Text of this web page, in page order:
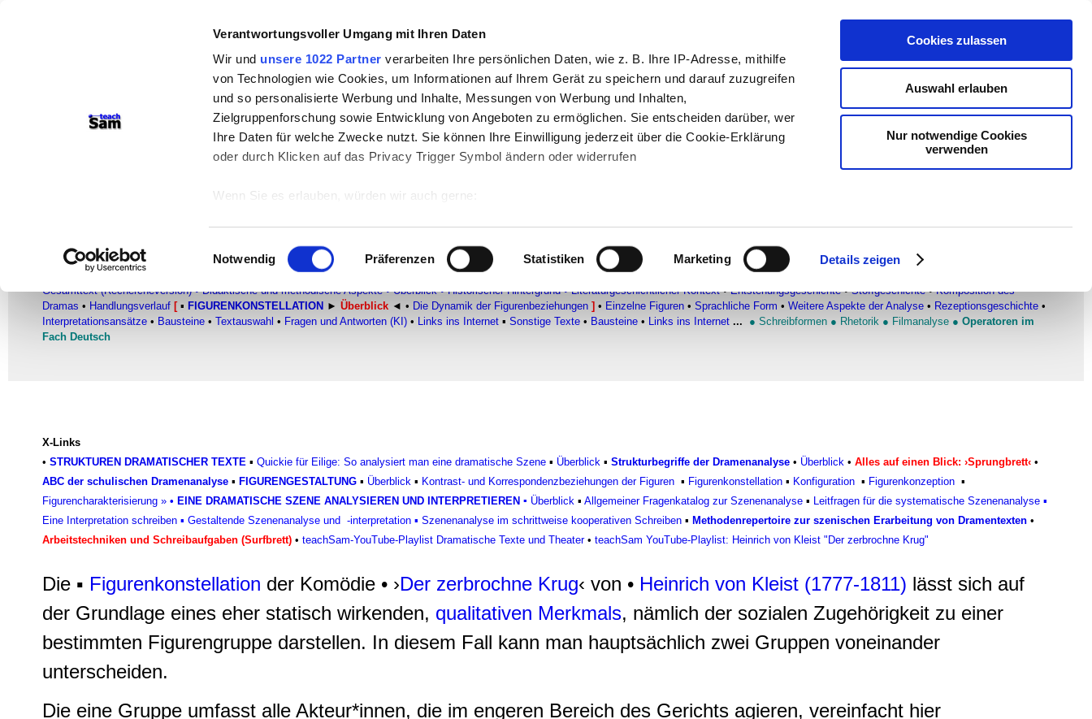
Verantwortungsvoller Umgang mit Ihren Daten
Wir und unsere 1022 Partner verarbeiten Ihre persönlichen Daten, wie z. B. Ihre IP-Adresse, mithilfe
von Technologien wie Cookies, um Informationen auf Ihrem Gerät zu speichern und darauf zuzugreifen
und so personalisierte Werbung und Inhalte, Messungen von Werbung und Inhalten,
Zielgruppenforschung sowie Entwicklung von Angeboten zu ermöglichen. Sie entscheiden darüber, wer
Ihre Daten für welche Zwecke nutzt. Sie können Ihre Einwilligung jederzeit über die Cookie-Erklärung
oder durch Klicken auf das Privacy Trigger Symbol ändern oder widerrufen
Wenn Sie es erlauben, würden wir auch gerne:
Ihr Gerät durch aktives Scannen nach bestimmten Merkmalen (Fingerprinting) identifizieren
Erfahren Sie mehr darüber, wie Ihre persönlichen Daten verarbeitet werden, und legen Sie Ihre
Präferenzen imAbschnitt Einzelheitenfest.
Einwilligungsauswahl
Notwendig Präferenzen Statistiken Marketing Details zeigen
Cookies zulassen
Auswahl erlauben
Nur notwendige Cookies
verwenden
teachSam- Arbeitsbereiche:
Deutsch- Geschichte-Politik-Pädagogik- Psychologie-Medien -Methodik und
So navigiert man auf teachSam-So sucht man auf teachSam-teachSam braucht
Werbung
Figurenkonstellation
FACHBEREICH DEUTSCH
Glossar● AUTORINNEN UND AUTOREN ▪ HEINRICH VON KLEIST (1777-1811) Erzählende Texte DRAMATISCHE TEXTE
Gesamttext (Rechercheversion) •Didaktische und methodische Aspekte•Überblick•Historischer Hintergrund• Literaturgeschichtlicher Kontext • Entstehungsgeschichte •Stoffgeschichte • Komposition des
Dramas • Handlungsverlauf [▪ FIGURENKONSTELLATION ► Überblick ◄ • Die Dynamik der Figurenbeziehungen ] • Einzelne Figuren • Sprachliche Form • Weitere Aspekte der Analyse • Rezeptionsgeschichte •
Interpretationsansätze • Bausteine • Textauswahl • Fragen und Antworten (KI) • Links ins Internet ▪ Sonstige Texte • Bausteine • Links ins Internet ... ● Schreibformen ● Rhetorik ● Filmanalyse ● Operatoren im
Fach Deutsch
X-Links
• STRUKTUREN DRAMATISCHER TEXTE ▪ Quickie für Eilige: So analysiert man eine dramatische Szene ▪ Überblick ▪ Strukturbegriffe der Dramenanalyse • Überblick • Alles auf einen Blick: ›Sprungbrett‹ •
ABC der schulischen Dramenanalyse ▪ FIGURENGESTALTUNG ▪ Überblick ▪ Kontrast- und Korrespondenzbeziehungen der Figuren ▪ Figurenkonstellation ▪ Konfiguration ▪ Figurenkonzeption ▪
Figurencharakterisierung » • EINE DRAMATISCHE SZENE ANALYSIEREN UND INTERPRETIEREN ▪ Überblick ▪ Allgemeiner Fragenkatalog zur Szenenanalyse ▪ Leitfragen für die systematische Szenenanalyse ▪
Eine Interpretation schreiben ▪ Gestaltende Szenenanalyse und -interpretation ▪ Szenenanalyse im schrittweise kooperativen Schreiben ▪ Methodenrepertoire zur szenischen Erarbeitung von Dramentexten •
Arbeitstechniken und Schreibaufgaben (Surfbrett) • teachSam-YouTube-Playlist Dramatische Texte und Theater• teachSam YouTube-Playlist: Heinrich von Kleist "Der zerbrochne Krug"
Die ▪ Figurenkonstellation der Komödie • ›Der zerbrochne Krug‹ von • Heinrich von Kleist (1777-1811) lässt sich auf
der Grundlage eines eher statisch wirkenden, qualitativen Merkmals, nämlich der sozialen Zugehörigkeit zu einer
bestimmten Figurengruppe darstellen. In diesem Fall kann man hauptsächlich zwei Gruppen voneinander
unterscheiden.
Die eine Gruppe umfasst alle Akteur*innen, die im engeren Bereich des Gerichts agieren, vereinfacht hier